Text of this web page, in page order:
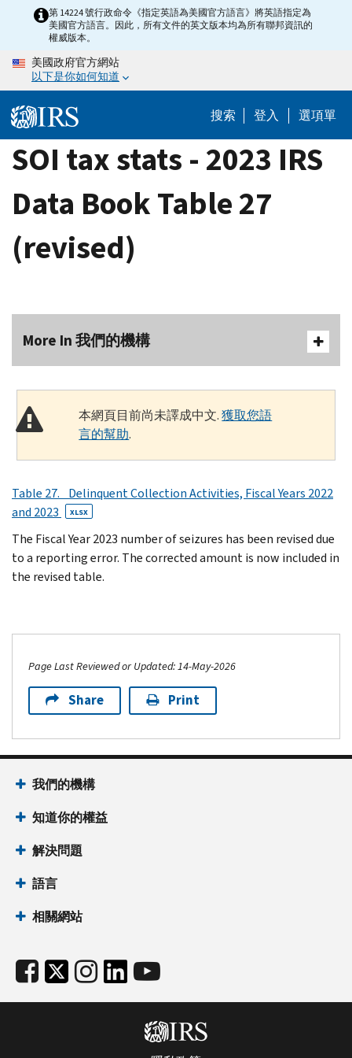
content
第 14224 號行政命令《指定英語為美國官方語言》將英語指定為
美國官方語言。因此，所有文件的英文版本均為所有聯邦資訊的
權威版本。
美國政府官方網站
以下是你如何知道
搜索 登入 選項單
SOI tax stats - 2023 IRS
Data Book Table 27
(revised)
More In 我們的機構
本網頁目前尚未譯成中文.獲取您語
言的幫助.
Table 27. Delinquent Collection Activities, Fiscal Years 2022
and 2023
XLSX
The Fiscal Year 2023 number of seizures has been revised due
to a reporting error. The corrected amount is now included in
the revised table.
Page Last Reviewed or Updated: 14-May-2026
Share Print
我們的機構
知道你的權益
解決問題
語言
相關網站